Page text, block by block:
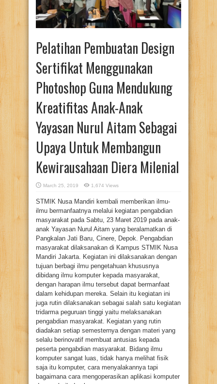
Pelatihan Pembuatan Design
Sertifikat Menggunakan
Photoshop Guna Mendukung
Kreatifitas Anak-Anak
Yayasan Nurul Aitam Sebagai
Upaya Untuk Membangun
Kewirausahaan Diera Milenial
March 25, 2019 1,674 Views
STMIK Nusa Mandiri kembali memberikan ilmu-
ilmu bermanfaatnya melalui kegiatan pengabdian
masyarakat pada Sabtu, 23 Maret 2019 pada anak-
anak Yayasan Nurul Aitam yang beralamatkan di
Pangkalan Jati Baru, Cinere, Depok. Pengabdian
masyarakat dilaksanakan di Kampus STMIK Nusa
Mandiri Jakarta. Kegiatan ini dilaksanakan dengan
tujuan berbagi ilmu pengetahuan khususnya
dibidang ilmu komputer kepada masyarakat,
dengan harapan ilmu tersebut dapat bermanfaat
dalam kehidupan mereka. Selain itu kegiatan ini
juga rutin dilaksanakan sebagai salah satu kegiatan
tridarma peguruan tinggi yaitu melaksanakan
pengabdian masyarakat. Kegiatan yang rutin
diadakan setiap semesternya dengan materi yang
selalu berinovatif membuat antusias kepada
peserta pengabdian masyarakat. Bidang ilmu
komputer sangat luas, tidak hanya melihat fisik
saja itu komputer, cara menyalakannya tapi
bagaimana cara mengoperasikan aplikasi komputer